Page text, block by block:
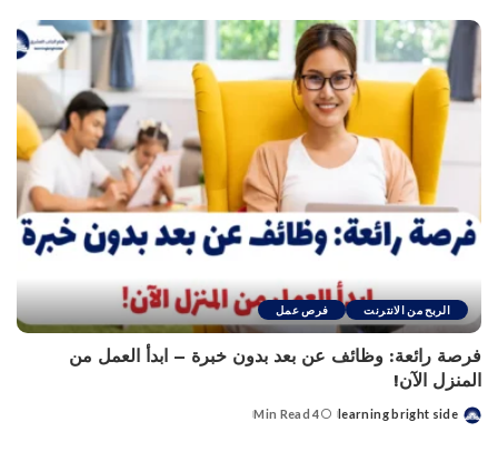
الربح من الانترنت فرص عمل
فرصة رائعة: وظائف عن بعد بدون خبرة – ابدأ العمل من
المنزل الآن!
Posted
learning bright side
4 Min Read